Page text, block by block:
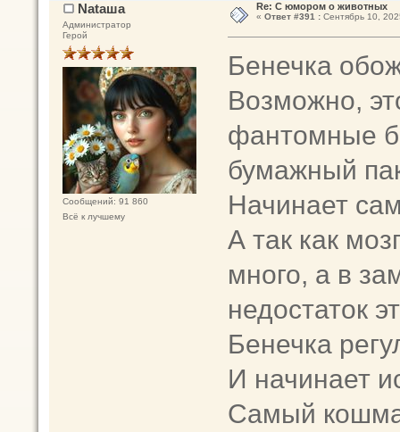
Nataшa
Администратор
Герой
Сообщений: 91 860
Всё к лучшему
Re: С юмором о животных
« Ответ #391 :Сентябрь 10,
Бенечка
Возможно,
фантомные
бумажный
Начинает
А так как
много, а в
недостаток
Бенечка
И начинает
Самый